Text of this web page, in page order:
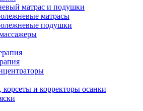
матрас и подушки
матрасы
подушки
и корректоры осанки